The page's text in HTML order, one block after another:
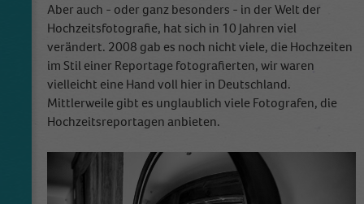
Aber auch - oder ganz besonders - in der Welt der
Hochzeitsfotografie, hat sich in 10 Jahren viel
verändert. 2008 gab es noch nicht viele, die Hochzeiten
im Stil einer Reportage fotografierten, wir waren
vielleicht eine Hand voll hier in Deutschland.
Mittlerweile gibt es unglaublich viele Fotografen, die
Hochzeitsreportagen anbieten.